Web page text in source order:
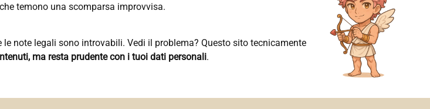
temono una scomparsa improvvisa.
note legali sono introvabili. Vedi il problema? Questo sito tecnicamente
ma resta prudente con i tuoi dati personali.